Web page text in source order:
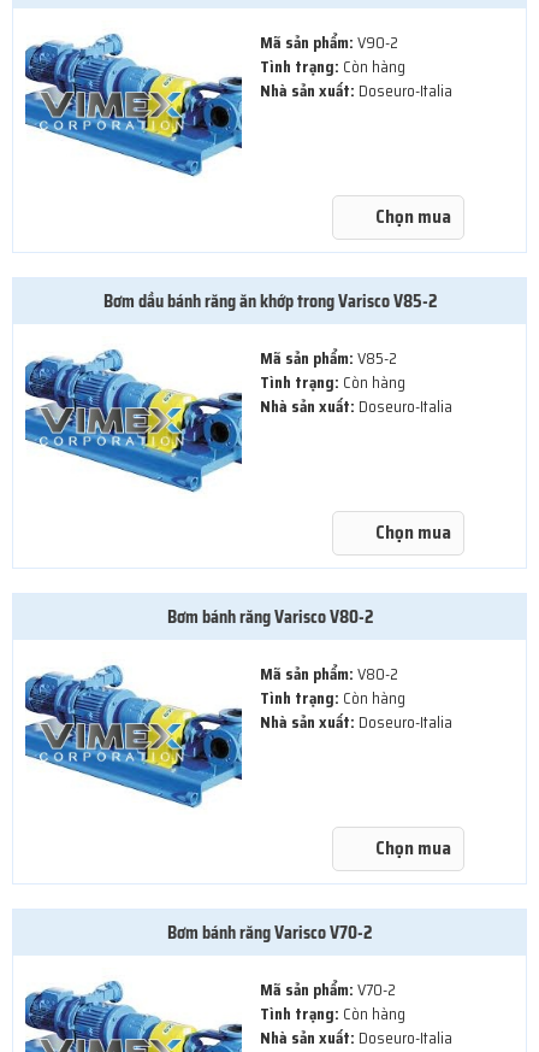
Mã sản phẩm:V90-2
Tình trạng: Còn hàng
Nhà sản xuất: Doseuro-Italia
Chọn mua
Bơm dầu bánh răng ăn khớp trong Varisco V85-2
Mã sản phẩm:V85-2
Tình trạng: Còn hàng
Nhà sản xuất: Doseuro-Italia
Chọn mua
Bơm bánh răng Varisco V80-2
Mã sản phẩm:V80-2
Tình trạng: Còn hàng
Nhà sản xuất: Doseuro-Italia
Chọn mua
Bơm bánh răng Varisco V70-2
Mã sản phẩm:V70-2
Tình trạng: Còn hàng
Nhà sản xuất: Doseuro-Italia